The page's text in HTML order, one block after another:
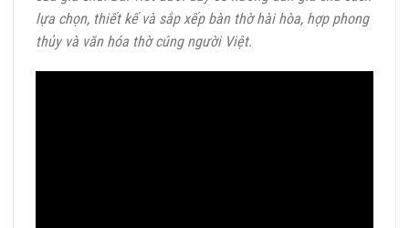
lựa chọn, thiết kế và sắp xếp bàn thờ hài hòa, hợp phong
thủy và văn hóa thờ cúng người Việt.